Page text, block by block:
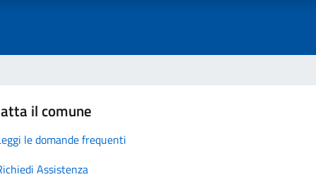
il comune
le domande frequenti
Assistenza